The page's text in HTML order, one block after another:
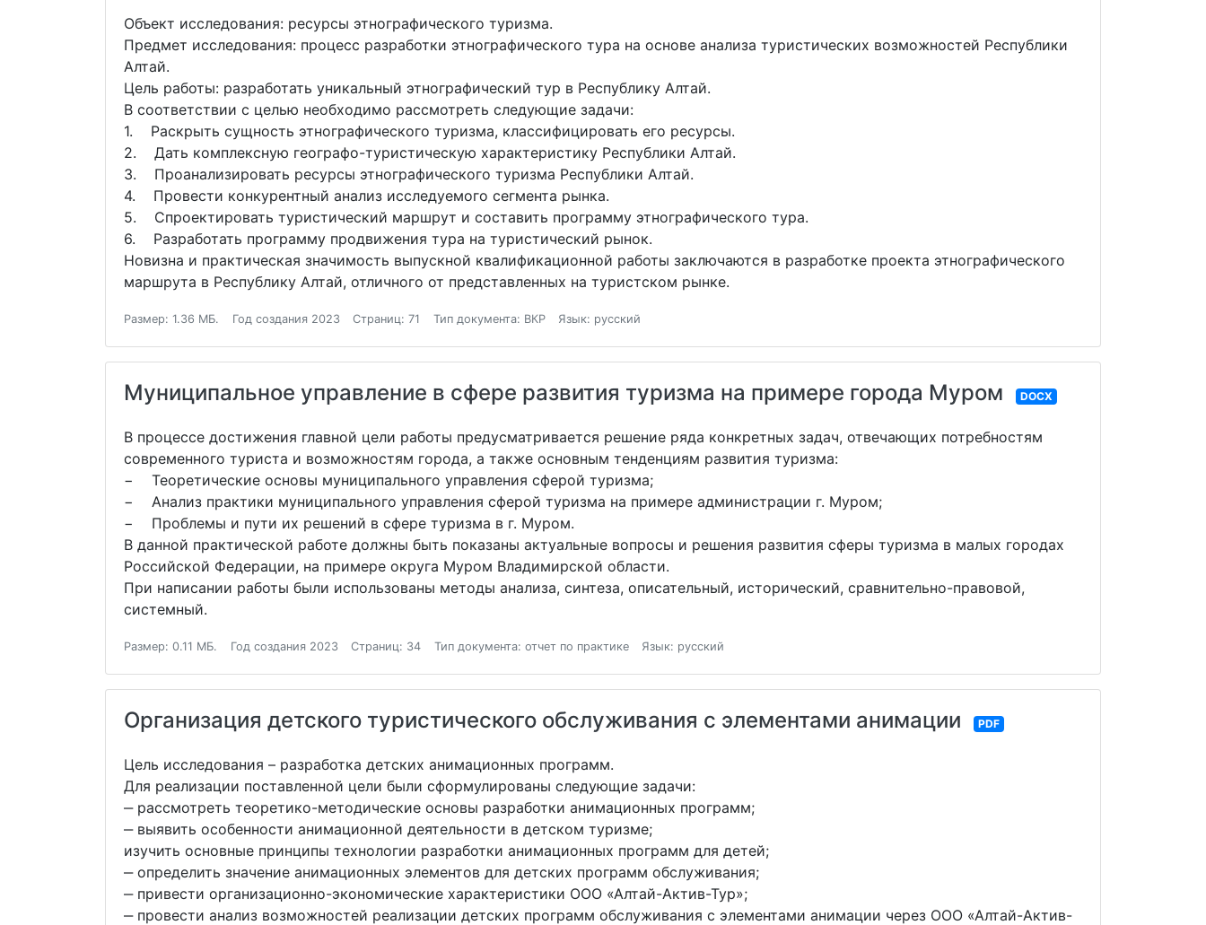
Объект исследования: ресурсы этнографического туризма.
Предмет исследования: процесс разработки этнографического тура на основе анализа туристических возможностей Республики
Алтай.
Цель работы: разработать уникальный этнографический тур в Республику Алтай.
В соответствии с целью необходимо рассмотреть следующие задачи:
1. Раскрыть сущность этнографического туризма, классифицировать его ресурсы.
2. Дать комплексную географо-туристическую характеристику Республики Алтай.
3. Проанализировать ресурсы этнографического туризма Республики Алтай.
4. Провести конкурентный анализ исследуемого сегмента рынка.
5. Спроектировать туристический маршрут и составить программу этнографического тура.
6. Разработать программу продвижения тура на туристический рынок.
Новизна и практическая значимость выпускной квалификационной работы заключаются в разработке проекта этнографического
маршрута в Республику Алтай, отличного от представленных на туристском рынке.
Размер: 1.36 МБ. Год создания 2023 Страниц: 71 Тип документа: ВКР Язык: русский
Муниципальное управление в сфере развития туризма на примере города Муром DOCX
В процессе достижения главной цели работы предусматривается решение ряда конкретных задач, отвечающих потребностям
современного туриста и возможностям города, а также основным тенденциям развития туризма:
− Теоретические основы муниципального управления сферой туризма;
− Анализ практики муниципального управления сферой туризма на примере администрации г. Муром;
− Проблемы и пути их решений в сфере туризма в г. Муром.
В данной практической работе должны быть показаны актуальные вопросы и решения развития сферы туризма в малых городах
Российской Федерации, на примере округа Муром Владимирской области.
При написании работы были использованы методы анализа, синтеза, описательный, исторический, сравнительно-правовой,
системный.
Размер: 0.11 МБ. Год создания 2023 Страниц: 34 Тип документа: отчет по практике Язык: русский
Организация детского туристического обслуживания с элементами анимации PDF
Цель исследования – разработка детских анимационных программ.
Для реализации поставленной цели были сформулированы следующие задачи:
‒ рассмотреть теоретико-методические основы разработки анимационных программ;
‒ выявить особенности анимационной деятельности в детском туризме;
изучить основные принципы технологии разработки анимационных программ для детей;
‒ определить значение анимационных элементов для детских программ обслуживания;
‒ привести организационно-экономические характеристики ООО «Алтай-Актив-Тур»;
‒ провести анализ возможностей реализации детских программ обслуживания с элементами анимации через ООО «Алтай-Актив-